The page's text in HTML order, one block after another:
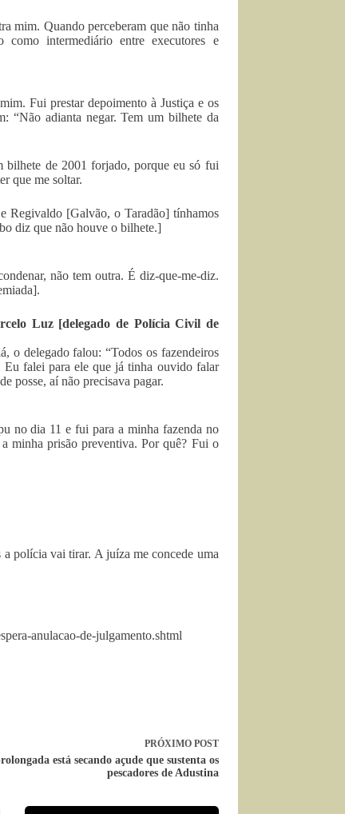
mim. Quando perceberam que não tinha
intermediário entre executores e
Fui prestar depoimento à Justiça e os
“Não adianta negar. Tem um bilhete da
de 2001 forjado, porque eu só fui
que me soltar.
Regivaldo [Galvão, o Taradão] tínhamos
diz que não houve o bilhete.]
não tem outra. É diz-que-me-diz.
Luz [delegado de Polícia Civil de
o delegado falou: “Todos os fazendeiros
falei para ele que já tinha ouvido falar
posse, aí não precisava pagar.
no dia 11 e fui para a minha fazenda no
minha prisão preventiva. Por quê? Fui o
polícia vai tirar. A juíza me concede uma
anulacao-de-julgamento.shtml
PRÓXIMO POST
está secando açude que sustenta os
pescadores de Adustina